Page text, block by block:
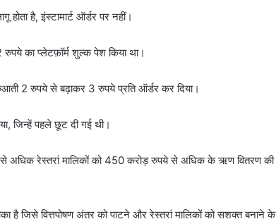
है, इंस्टामार्ट ऑर्डर पर नहीं।
रुपये का प्लेटफ़ॉर्म शुल्क पेश किया था।
2 रुपये से बढ़ाकर 3 रुपये प्रति ऑर्डर कर दिया।
जिन्हें पहले छूट दी गई थी।
अधिक रेस्तरां मालिकों को 450 करोड़ रुपये से अधिक के ऋण वितरण की
है जिसे वित्तपोषण अंतर को पाटने और रेस्तरां मालिकों को सशक्त बनाने के